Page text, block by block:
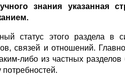
знания указанная
статус этого раздела в
связей и отношений.
либо из частных